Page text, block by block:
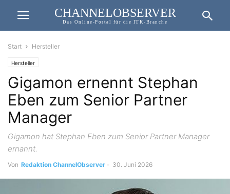
CHANNELOBSERVER
Das Online-Portal für die ITK-Branche
Start Hersteller
Hersteller
Gigamon ernennt Stephan
Eben zum Senior Partner
Manager
Gigamon hat Stephan Eben zum Senior Partner Manager
ernannt.
Von Redaktion ChannelObserver - 30. Juni 2026